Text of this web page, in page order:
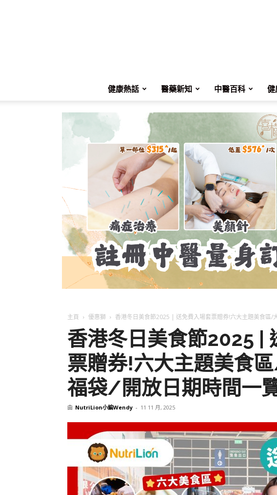
健康熱話 醫藥新知 中醫百科 健
主頁 優惠獅 香港冬日美食節2025 | 送免費入場套票贈券!六大主題美食區/
香港冬日美食節2025 |
票贈券!六大主題美食
福袋/開放日期時間一
由 NutriLion小編Wendy - 11 11 月, 2025